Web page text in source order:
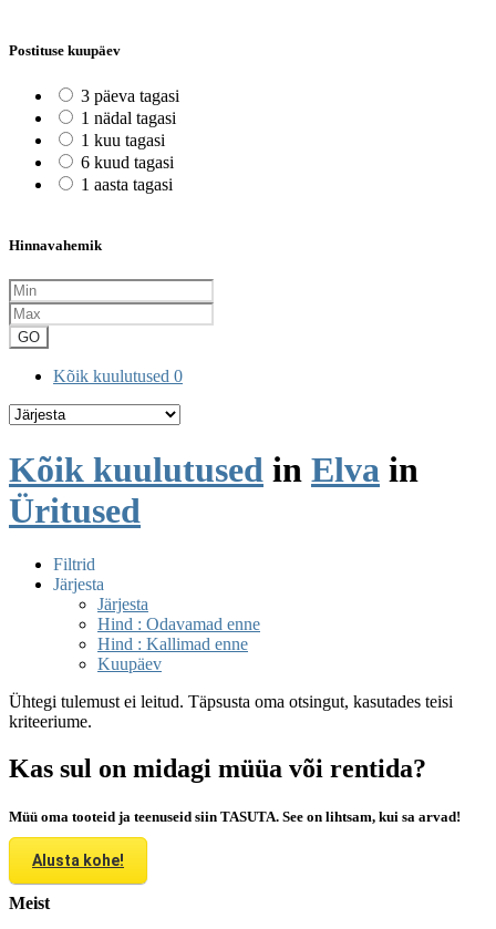
Postituse kuupäev
3 päeva tagasi
1 nädal tagasi
1 kuu tagasi
6 kuud tagasi
1 aasta tagasi
Hinnavahemik
GO
Kõik kuulutused 0
Kõik kuulutused in Elva in
Üritused
Filtrid
Järjesta
Järjesta
Hind : Odavamad enne
Hind : Kallimad enne
Kuupäev
Ühtegi tulemust ei leitud. Täpsusta oma otsingut, kasutades teisi
kriteeriume.
Kas sul on midagi müüa või rentida?
Müü oma tooteid ja teenuseid siin TASUTA. See on lihtsam, kui sa arvad!
Alusta kohe!
Meist